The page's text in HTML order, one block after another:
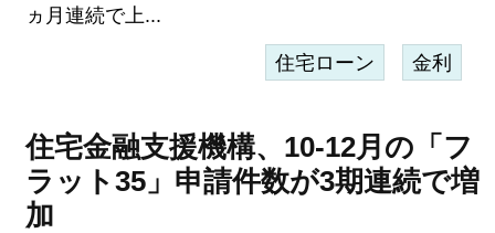
ヵ月連続で上...
住宅ローン 金利
住宅金融支援機構、10-12月の「フ
ラット35」申請件数が3期連続で増
加